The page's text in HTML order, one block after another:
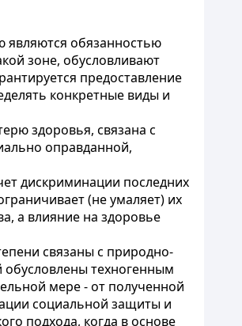
являются обязанностью
зоне, обусловливают
предоставление
конкретные виды и
здоровья, связана с
оправданной,
дискриминации последних
(не умаляет) их
а влияние на здоровье
связаны с природно-
обусловлены техногенным
мере - от полученной
социальной защиты и
подхода, когда в основе